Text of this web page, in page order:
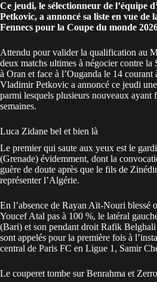
Ce jeudi, le sélectionneur de l’équipe
Petkovic, a annoncé sa liste en vue de
Fennecs pour la Coupe du monde
Attendu pour valider la qualification au
deux matchs ultimes à négocier contre la
à Oran et face à l’Ouganda le 14 courant
Vladimir Petkovic a annoncé ce jeudi une
parmi lesquels plusieurs nouveaux ayant
semaines.
Luca Zidane bel et bien là
Le premier qui saute aux yeux est le
(Grenade) évidemment, dont la
guère de doute après que le fils de
représenter l’Algérie.
En l’absence de Rayan Aït-Nouri blessé
Youcef Atal pas à 100 %, le latéral
(Bari) et son pendant droit Rafik
sont appelés pour la première fois à
central de Paris FC en Ligue 1, Samir
Le couperet tombe sur Benrahma et